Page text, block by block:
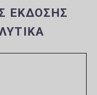
ΈΚΔΟΣΗΣ